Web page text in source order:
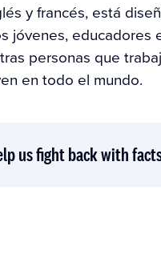
y francés, está
jóvenes, educadores
personas que
en todo el mundo.
us fight back with